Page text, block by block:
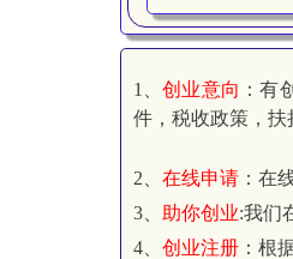
1、 创业意向 ：有
件，税收政策，
2、 在线申请 ：在
3、
助你创业:我们
4、 创业注册 ：根